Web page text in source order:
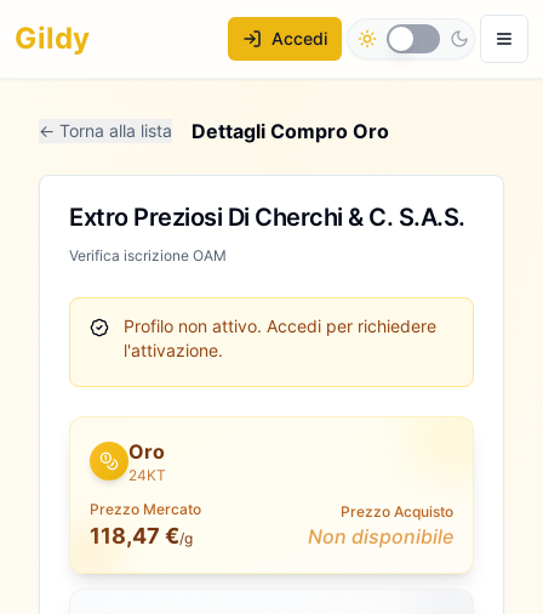
Gildy Accedi
← Torna alla lista Dettagli Compro Oro
Extro Preziosi Di Cherchi & C. S.A.S.
Verifica iscrizione OAM
Profilo non attivo. Accedi per richiedere
l'attivazione.
Oro
24KT
Prezzo Mercato
118,47 €/g
Prezzo Acquisto
Non disponibile